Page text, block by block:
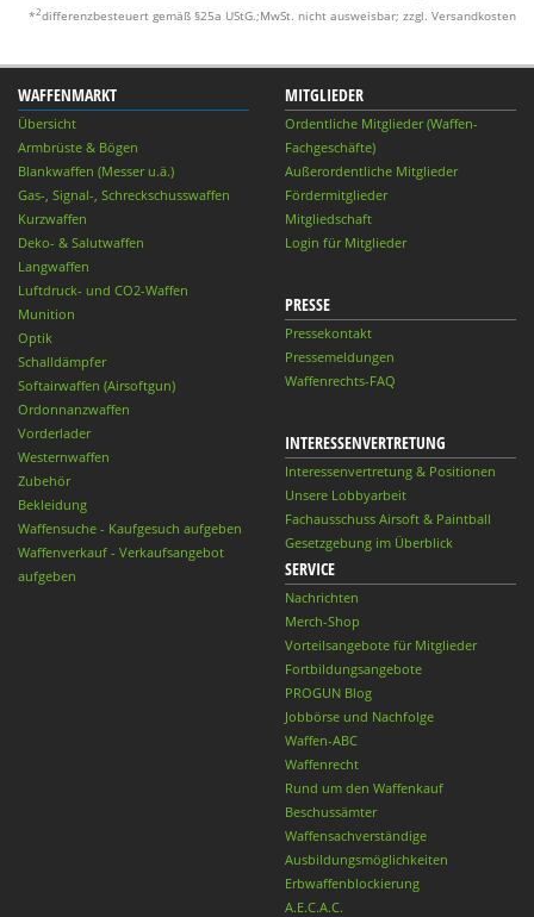
*2differenzbesteuert gemäß §25a UStG.;MwSt. nicht ausweisbar; zzgl. Versandkosten
WAFFENMARKT
Übersicht
Armbrüste & Bögen
Blankwaffen (Messer u.ä.)
Gas-, Signal-, Schreckschusswaffen
Kurzwaffen
Deko- & Salutwaffen
Langwaffen
Luftdruck- und CO2-Waffen
Munition
Optik
Schalldämpfer
Softairwaffen (Airsoftgun)
Ordonnanzwaffen
Vorderlader
Westernwaffen
Zubehör
Bekleidung
Waffensuche - Kaufgesuch aufgeben
Waffenverkauf - Verkaufsangebot
aufgeben
MITGLIEDER
Ordentliche Mitglieder (Waffen-
Fachgeschäfte)
Außerordentliche Mitglieder
Fördermitglieder
Mitgliedschaft
Login für Mitglieder
PRESSE
Pressekontakt
Pressemeldungen
Waffenrechts-FAQ
INTERESSENVERTRETUNG
Interessenvertretung & Positionen
Unsere Lobbyarbeit
Fachausschuss Airsoft & Paintball
Gesetzgebung im Überblick
SERVICE
Nachrichten
Merch-Shop
Vorteilsangebote für Mitglieder
Fortbildungsangebote
PROGUN Blog
Jobbörse und Nachfolge
Waffen-ABC
Waffenrecht
Rund um den Waffenkauf
Beschussämter
Waffensachverständige
Ausbildungsmöglichkeiten
Erbwaffenblockierung
A.E.C.A.C.